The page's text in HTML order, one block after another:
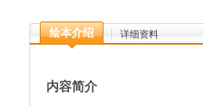
绘本介绍 详细资料
内容简介